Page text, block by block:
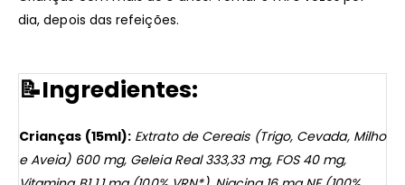
dia, depois das refeições.
📝Ingredientes:
Crianças (15ml): Extrato de Cereais (Trigo, Cevada, Milho
e Aveia) 600 mg, Geleia Real 333,33 mg, FOS 40 mg,